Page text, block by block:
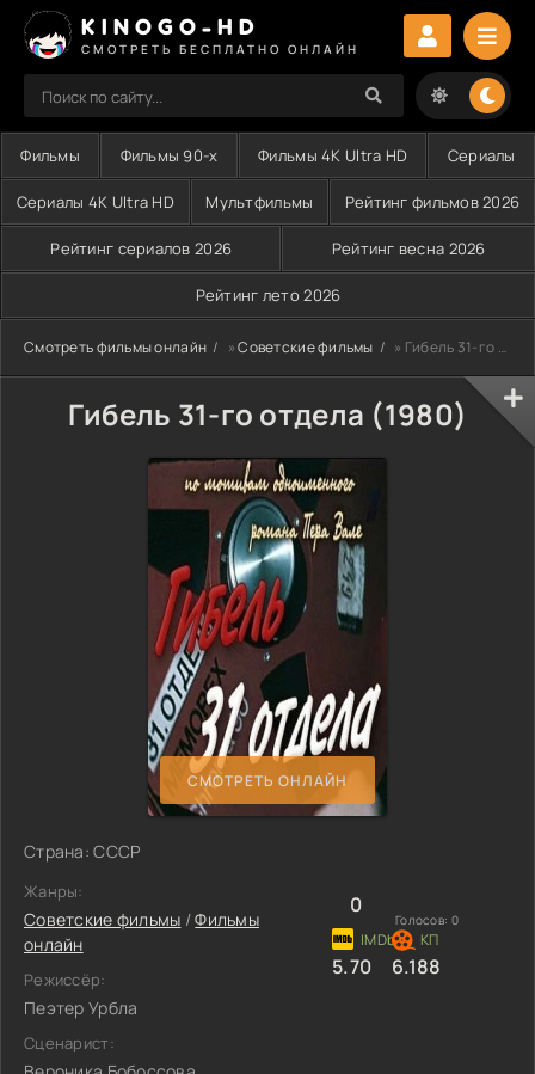
KINOGO-HD
СМОТРЕТЬ БЕСПЛАТНО ОНЛАЙН
Фильмы Фильмы 90-х Фильмы 4K Ultra HD Сериалы
Сериалы 4K Ultra HD Мультфильмы Рейтинг фильмов 2026
Рейтинг сериалов 2026 Рейтинг весна 2026
Рейтинг лето 2026
Смотреть фильмы онлайн »Советские фильмы » Гибель 31-го отдела (1980)
Гибель 31-го отдела (1980)
СМОТРЕТЬ ОНЛАЙН
Страна: СССР
Жанры:
Советские фильмы /Фильмы
онлайн
Режиссёр:
Пеэтер Урбла
Сценарист:
0
Голосов: 0
5.70 6.188